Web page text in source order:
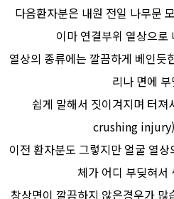
다음환자분은 내원 전일 나무문
이마 연결부위 열상으로
열상의 종류에는 깔끔하게 베인듯
리나 면에
쉽게 말해서 짓이겨지며 터져
crushing
이전 환자분도 그렇지만 얼굴 열
체가 어디 부딪혀서
창상면이 깔끔하지 않은경우가 많